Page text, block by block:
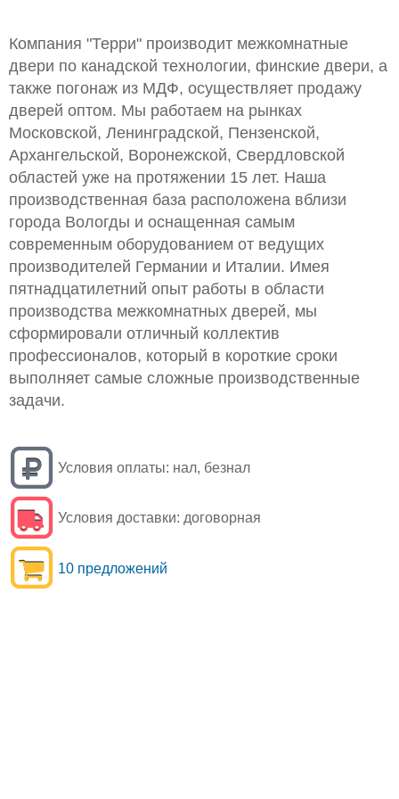
Компания "Терри" производит межкомнатные
двери по канадской технологии, финские двери, а
также погонаж из МДФ, осуществляет продажу
дверей оптом. Мы работаем на рынках
Московской, Ленинградской, Пензенской,
Архангельской, Воронежской, Свердловской
областей уже на протяжении 15 лет. Наша
производственная база расположена вблизи
города Вологды и оснащенная самым
современным оборудованием от ведущих
производителей Германии и Италии. Имея
пятнадцатилетний опыт работы в области
производства межкомнатных дверей, мы
сформировали отличный коллектив
профессионалов, который в короткие сроки
выполняет самые сложные производственные
задачи.
Условия оплаты: нал, безнал
Условия доставки: договорная
10 предложений